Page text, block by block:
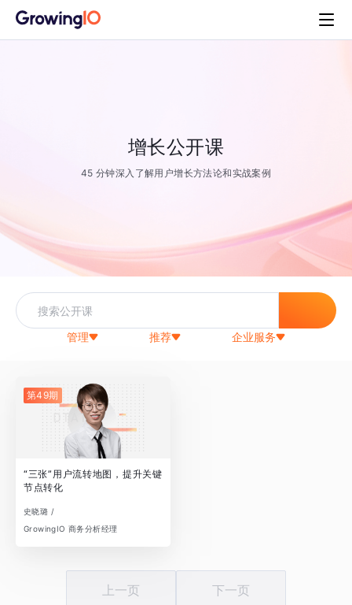
增长公开课
45 分钟深入了解用户增长方法论和实战案例
管理 推荐 企业服务
第49期
“三张”用户流转地图，提升关键
节点转化
史晓璐 /
GrowingIO 商务分析经理
上一页 下一页